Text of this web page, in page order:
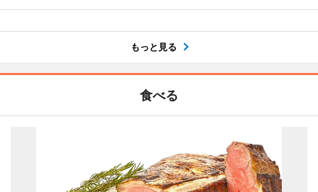
もっと見る
食べる